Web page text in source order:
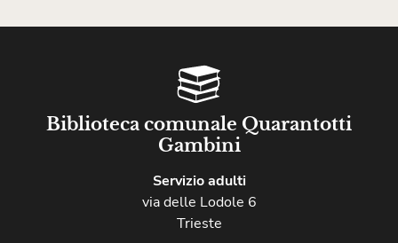
Biblioteca comunale Quarantotti
Gambini
Servizio adulti
via delle Lodole 6
Trieste